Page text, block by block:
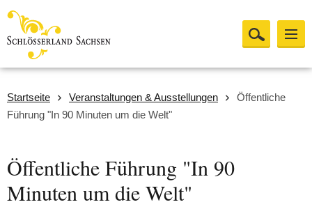
Startseite Veranstaltungen & Ausstellungen
Öffentliche
Führung "In 90 Minuten um die Welt"
Öffentliche Führung "In 90
Minuten um die Welt"